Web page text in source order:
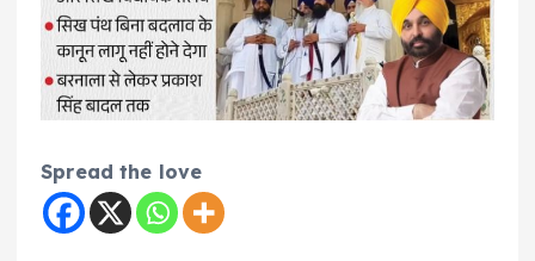
Spread the love